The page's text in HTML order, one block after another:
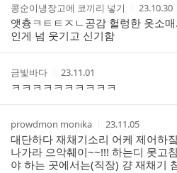
작
성
자
콩순이냉장고에 코끼리 넣기
작
성
시
23.10.30
앳츙ㅋㅌㅌㅈㄴ공감 헐렁한 옷소
인게 넘 웃기고 신기함
작
성
자
금빛바다
작
성
시
간
23.11.01
ㅋㅋㅋㅋㅋㅋㅋㅋㅋㅋ
작
성
자
prowdmon monika
작
성
시
간
23.11.05
대단하다 재채기소리 어케 제어하
나가라 으악췌이~~!!! 하는디 못고
야 하는 곳에서는(직장) 걍 재채기